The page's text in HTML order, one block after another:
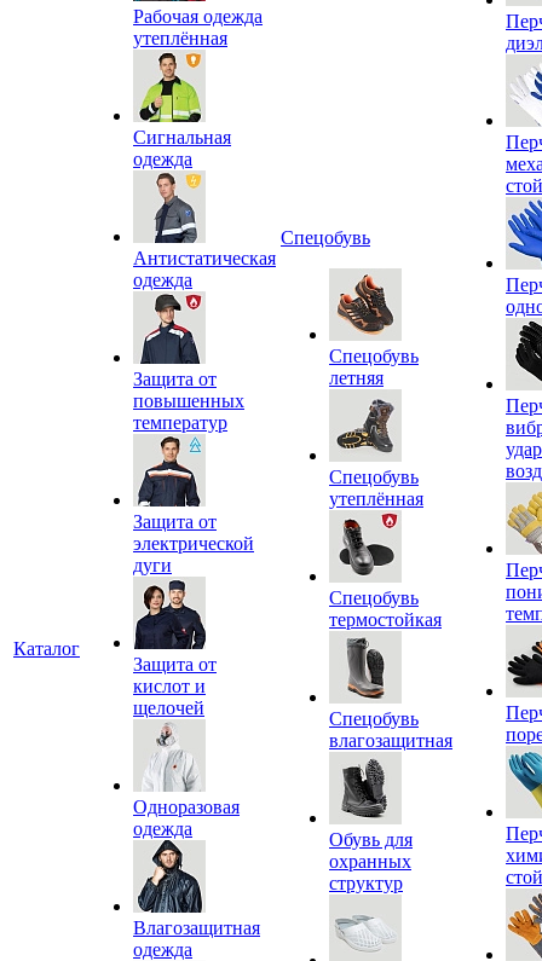
Каталог
Рабочая одежда
утеплённая
Сигнальная
одежда
Антистатическая
одежда
Защита от
повышенных
температур
Защита от
электрической
дуги
Защита от
кислот и
щелочей
Одноразовая
одежда
Влагозащитная
одежда
Спецобувь
Спецобувь
летняя
Спецобувь
утеплённая
Спецобувь
термостойкая
Спецобувь
влагозащитная
Обувь для
охранных
структур